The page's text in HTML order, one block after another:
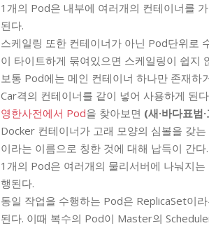
1개의 Pod은 내부에 여러개의 컨테이너를
된다.
스케일링 또한 컨테이너가 아닌 Pod단위로
이 타이트하게 묶여있으면 스케일링이 쉽지
보통 Pod에는 메인 컨테이너 하나만 존재하
Car격의 컨테이너를 같이 넣어 사용하게 된
영한사전에서 Pod을 찾아보면 (새·바다표범
Docker 컨테이너가 고래 모양의 심볼을 갖
이라는 이름으로 칭한 것에 대해 납득이 간다.
1개의 Pod은 여러개의 물리서버에 나눠지
행된다.
동일 작업을 수행하는 Pod은 ReplicaSet이
된다. 이때 복수의 Pod이 Master의